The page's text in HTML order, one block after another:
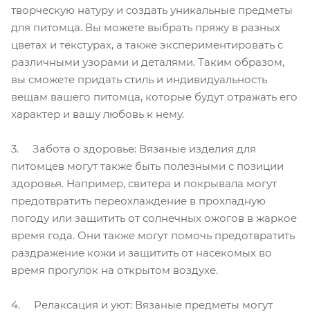
творческую натуру и создать уникальные предметы
для питомца. Вы можете выбрать пряжу в разных
цветах и текстурах, а также экспериментировать с
различными узорами и деталями. Таким образом,
вы сможете придать стиль и индивидуальность
вещам вашего питомца, которые будут отражать его
характер и вашу любовь к нему.
3. Забота о здоровье: Вязаные изделия для
питомцев могут также быть полезными с позиции
здоровья. Например, свитера и покрывала могут
предотвратить переохлаждение в прохладную
погоду или защитить от солнечных ожогов в жаркое
время года. Они также могут помочь предотвратить
раздражение кожи и защитить от насекомых во
время прогулок на открытом воздухе.
4. Релаксация и уют: Вязаные предметы могут